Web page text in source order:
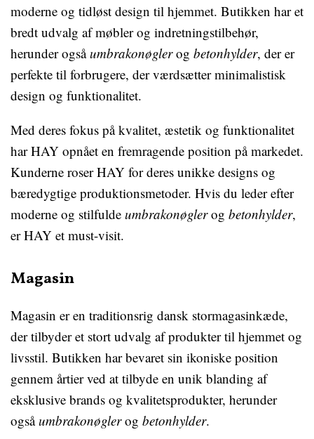
moderne og tidløst design til hjemmet. Butikken har et
bredt udvalg af møbler og indretningstilbehør,
herunder ogsåumbrakonøglerog betonhylder, der er
perfekte til forbrugere, der værdsætter minimalistisk
design og funktionalitet.
Med deres fokus på kvalitet, æstetik og funktionalitet
har HAY opnået en fremragende position på markedet.
Kunderne roser HAY for deres unikke designs og
bæredygtige produktionsmetoder. Hvis du leder efter
moderne og stilfulde umbrakonøglerog betonhylder,
er HAY et must-visit.
Magasin
Magasin er en traditionsrig dansk stormagasinkæde,
der tilbyder et stort udvalg af produkter til hjemmet og
livsstil. Butikken har bevaret sin ikoniske position
gennem årtier ved at tilbyde en unik blanding af
eksklusive brands og kvalitetsprodukter, herunder
ogsåumbrakonøglerog betonhylder.